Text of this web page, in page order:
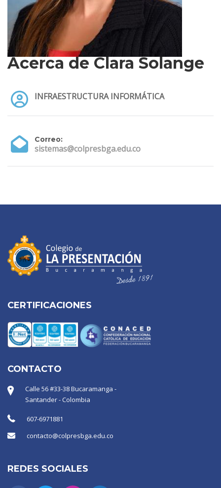
Acerca de Clara Solange
INFRAESTRUCTURA INFORMÁTICA
Correo:
sistemas@colpresbga.edu.co
CERTIFICACIONES
CONTACTO
Calle 56 #33-38 Bucaramanga -
Santander - Colombia
607-6971881
contacto@colpresbga.edu.co
REDES SOCIALES